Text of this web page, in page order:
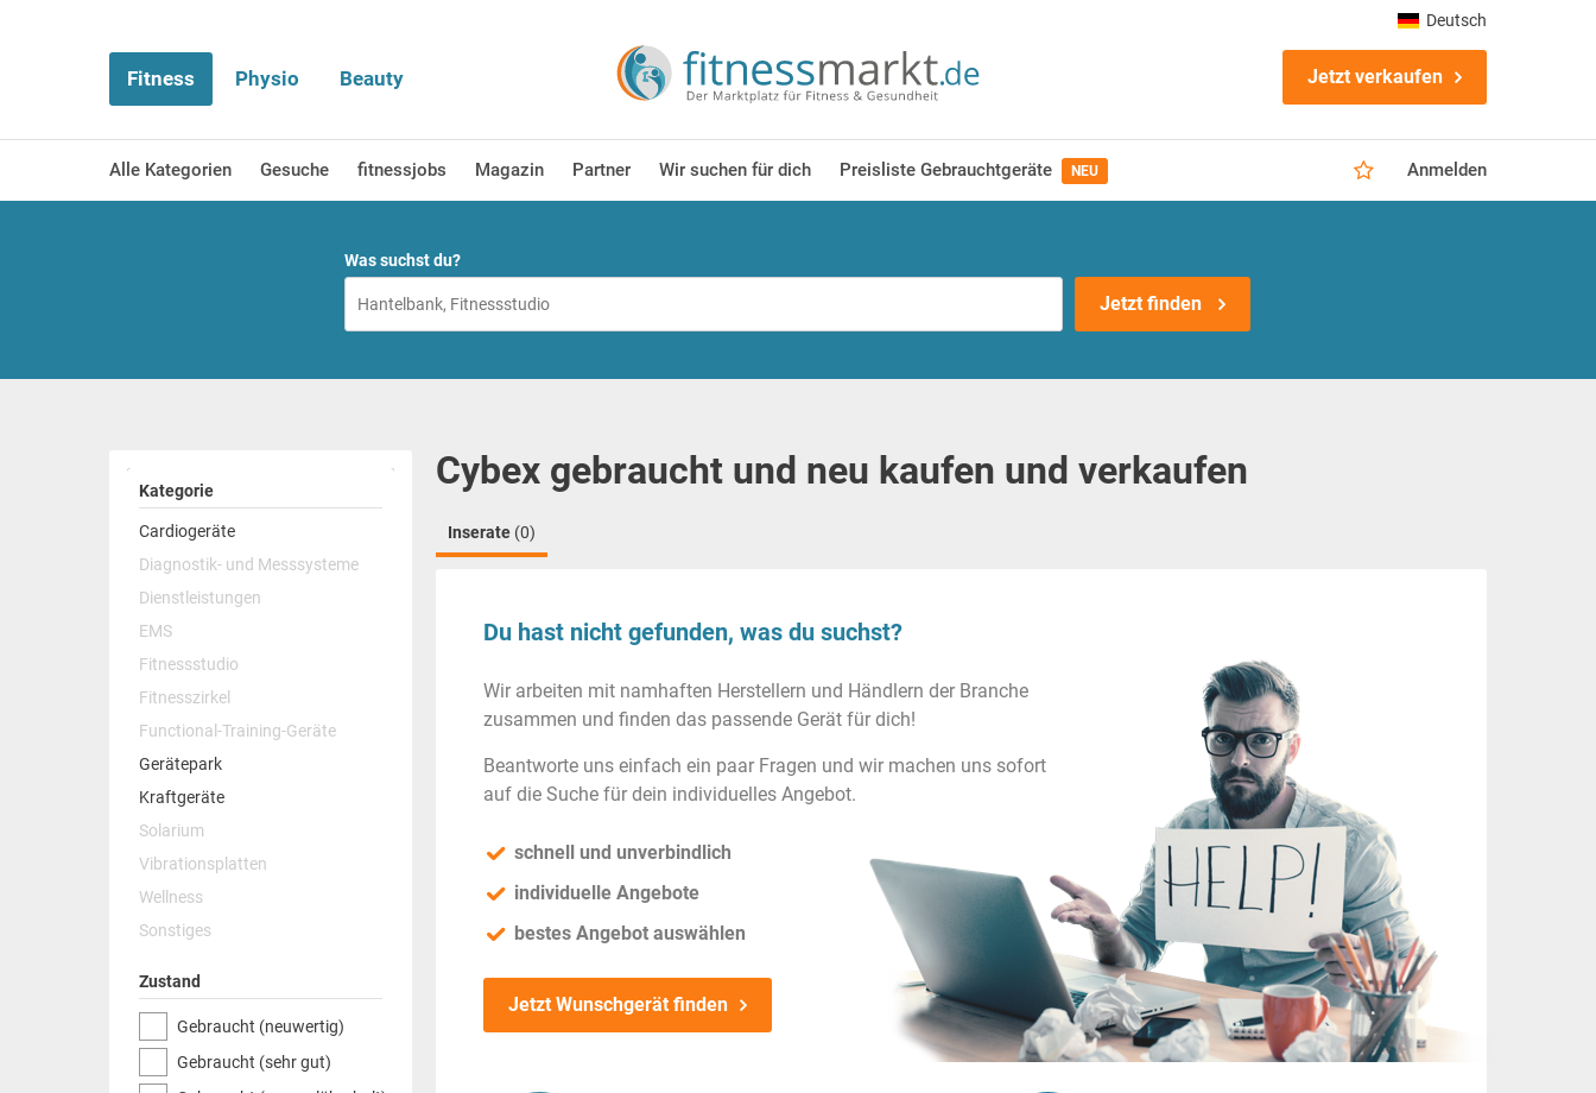
Fitness Physio Beauty Jetzt verkaufen
Alle Kategorien Gesuche fitnessjobs Magazin Partner Wir suchen für dich Preisliste Gebrauchtgeräte NEU Anmelden
Deutsch
Was suchst du?
Jetzt finden
Kategorie
Cardiogeräte
Diagnostik- und Messsysteme
Dienstleistungen
EMS
Fitnessstudio
Fitnesszirkel
Functional-Training-Geräte
Gerätepark
Kraftgeräte
Solarium
Vibrationsplatten
Wellness
Sonstiges
Zustand
Gebraucht (neuwertig)
Gebraucht (sehr gut)
Cybex gebraucht und neu kaufen und verkaufen
Inserate (0)
Du hast nicht gefunden, was du suchst?
Wir arbeiten mit namhaften Herstellern und Händlern der Branche
zusammen und finden das passende Gerät für dich!
Beantworte uns einfach ein paar Fragen und wir machen uns sofort
auf die Suche für dein individuelles Angebot.
schnell und unverbindlich
individuelle Angebote
bestes Angebot auswählen
Jetzt Wunschgerät finden